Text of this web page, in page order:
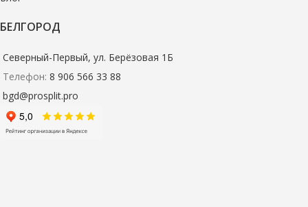
БЕЛГОРОД
Северный-Первый, ул. Берёзовая 1Б
Телефон: 8 906 566 33 88
bgd@prosplit.pro